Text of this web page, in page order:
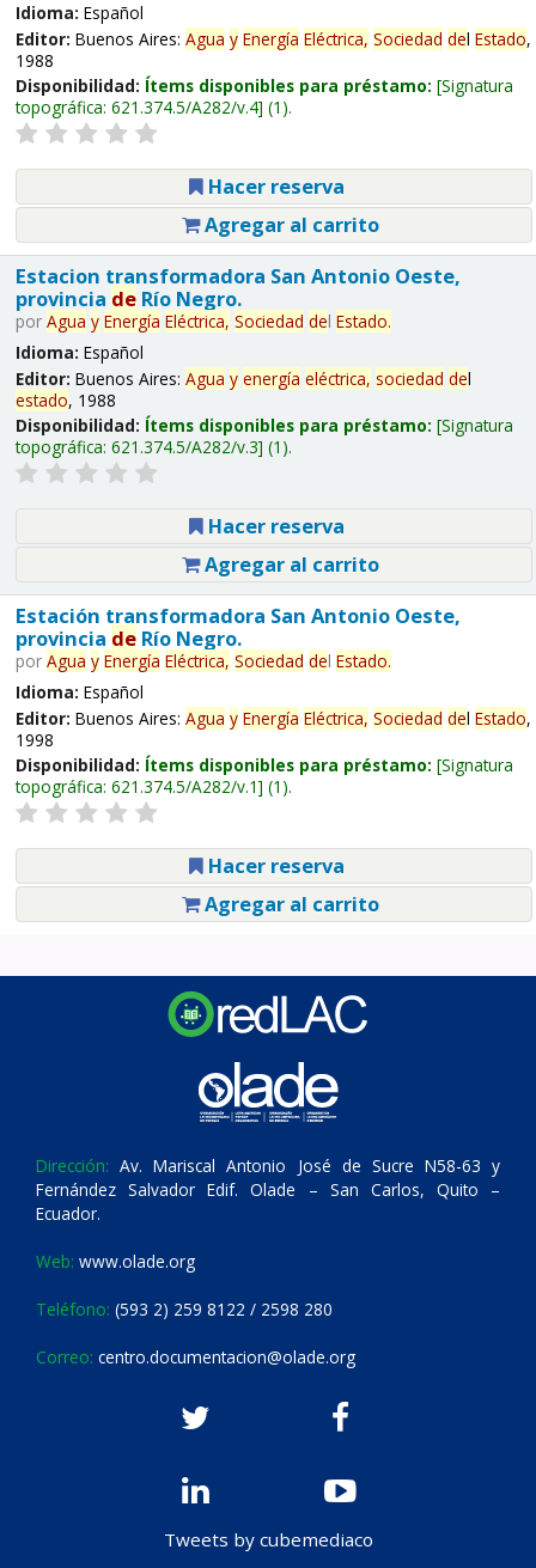
Idioma: Español
Editor: Buenos Aires: Agua y Energía Eléctrica, Sociedad del Estado,
1988
Disponibilidad: Ítems disponibles para préstamo: Signatura
topográfica: 621.374.5/A282/v.4 (1).
Hacer reserva
Agregar al carrito
Estacion transformadora San Antonio Oeste,
provincia deRío Negro.
por Agua y Energía Eléctrica, Sociedad del Estado.
Idioma: Español
Editor: Buenos Aires: Agua y energía eléctrica, sociedad del
estado, 1988
Disponibilidad: Ítems disponibles para préstamo: Signatura
topográfica: 621.374.5/A282/v.3 (1).
Hacer reserva
Agregar al carrito
Estación transformadora San Antonio Oeste,
provincia deRío Negro.
por Agua y Energía Eléctrica, Sociedad del Estado.
Idioma: Español
Editor: Buenos Aires: Agua y Energía Eléctrica, Sociedad del Estado,
1998
Disponibilidad: Ítems disponibles para préstamo: Signatura
topográfica: 621.374.5/A282/v.1 (1).
Hacer reserva
Agregar al carrito
Dirección: Av. Mariscal Antonio José de Sucre N58-63 y
Fernández Salvador Edif. Olade – San Carlos, Quito –
Ecuador.
Web: www.olade.org
Teléfono: (593 2) 259 8122 / 2598 280
Correo: centro.documentacion@olade.org
Tweets by cubemediaco